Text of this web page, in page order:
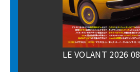
LE VOLANT 2026 08